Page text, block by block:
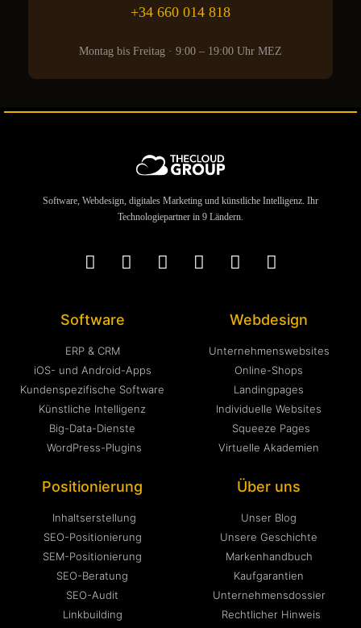
+34 660 014 818
Montag bis Freitag · 9:00 – 19:00 Uhr MEZ
Software, Webdesign, digitales Marketing und künstliche Intelligenz. Ihr
Technologiepartner in 9 Ländern.
Software
ERP & CRM
iOS- und Android-Apps
Kundenspezifische Software
Künstliche Intelligenz
Big-Data-Dienste
WordPress-Plugins
Webdesign
Unternehmenswebsites
Online-Shops
Landingpages
Individuelle Websites
Squeeze Pages
Virtuelle Akademien
Positionierung
Inhaltserstellung
SEO-Positionierung
SEM-Positionierung
SEO-Beratung
SEO-Audit
Linkbuilding
Über uns
Unser Blog
Unsere Geschichte
Markenhandbuch
Kaufgarantien
Unternehmensdossier
Rechtlicher Hinweis